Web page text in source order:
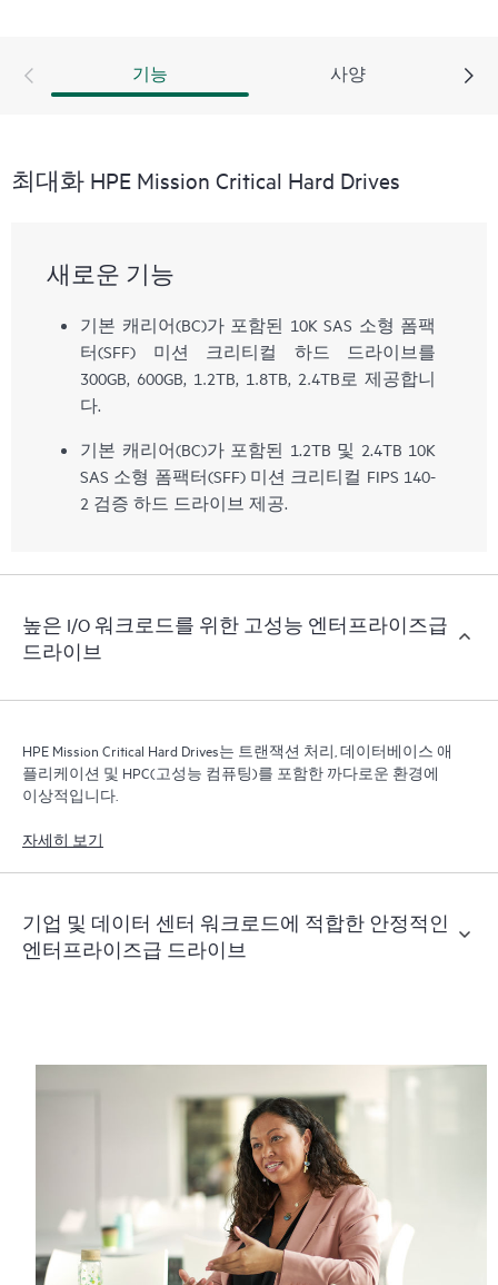
기능 사양
최대화 HPE Mission Critical Hard Drives
새로운 기능
기본 캐리어(BC)가 포함된 10K SAS 소형 폼팩
터(SFF) 미션 크리티컬 하드 드라이브를
300GB, 600GB, 1.2TB, 1.8TB, 2.4TB로 제공합니
다.
기본 캐리어(BC)가 포함된 1.2TB 및 2.4TB 10K
SAS 소형 폼팩터(SFF) 미션 크리티컬 FIPS 140-
2 검증 하드 드라이브 제공.
높은 I/O 워크로드를 위한 고성능 엔터프라이즈급
드라이브
HPE Mission Critical Hard Drives는 트랜잭션 처리, 데이터베이스 애
플리케이션 및 HPC(고성능 컴퓨팅)를 포함한 까다로운 환경에
이상적입니다.
자세히 보기
기업 및 데이터 센터 워크로드에 적합한 안정적인
엔터프라이즈급 드라이브